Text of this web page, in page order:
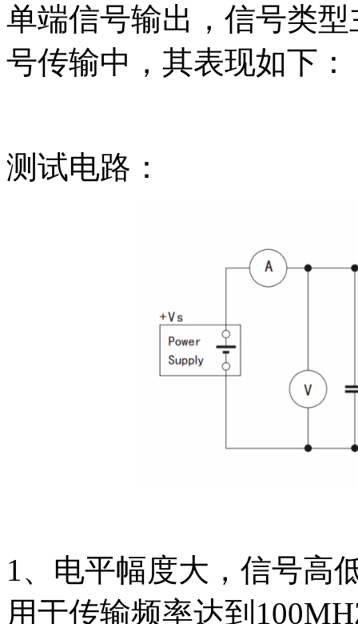
单端信号输出，信号类
号传输中，其表现如下：
测试电路：
1、电平幅度大，信号高
用于传输频率达到